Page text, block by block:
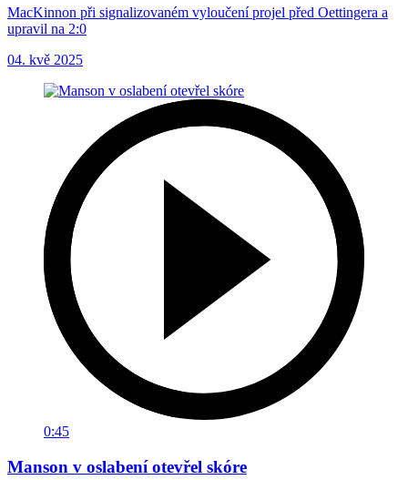
MacKinnon při signalizovaném vyloučení projel před Oettingera a
upravil na 2:0
04. kvě 2025
0:45
Manson v oslabení otevřel skóre